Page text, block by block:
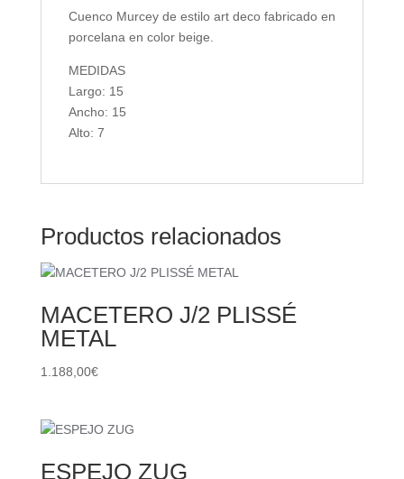
Cuenco Murcey de estilo art deco fabricado en
porcelana en color beige.
MEDIDAS
Largo: 15
Ancho: 15
Alto: 7
Productos relacionados
MACETERO J/2 PLISSÉ
METAL
1.188,00€
ESPEJO ZUG